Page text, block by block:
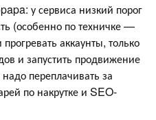
у сервиса низкий порог
(особенно по техничке —
аккаунты, только
и запустить продвижение
переплачивать за
по накрутке и SEO-